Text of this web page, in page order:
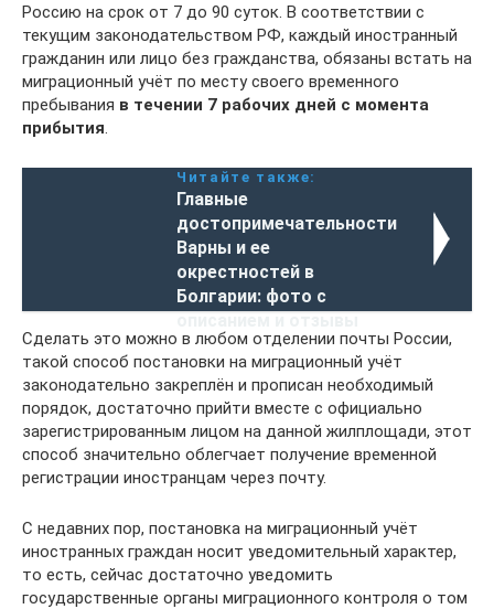
Россию на срок от 7 до 90 суток. В соответствии с
текущим законодательством РФ, каждый иностранный
гражданин или лицо без гражданства, обязаны встать на
миграционный учёт по месту своего временного
пребывания в течении 7 рабочих дней с момента
прибытия
Читайте также:
Главные
достопримечательности
Варны и ее
окрестностей в
Болгарии: фото с
Сделать это можно в любом отделении почты России,
такой способ постановки на миграционный учёт
законодательно закреплён и прописан необходимый
порядок, достаточно прийти вместе с официально
зарегистрированным лицом на данной жилплощади, этот
способ значительно облегчает получение временной
регистрации иностранцам через почту.
С недавних пор, постановка на миграционный учёт
иностранных граждан носит уведомительный характер,
то есть, сейчас достаточно уведомить
государственные органы миграционного контроля о том